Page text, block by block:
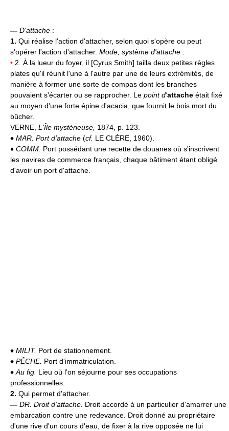
— D'attache :
1. Qui réalise l'action d'attacher, selon quoi s'opère ou peut
s'opérer l'action d'attacher. Mode, système d'attache :
• 2. À la lueur du foyer, il [Cyrus Smith] tailla deux petites règles
plates qu'il réunit l'une à l'autre par une de leurs extrémités, de
manière à former une sorte de compas dont les branches
pouvaient s'écarter ou se rapprocher. Le point d'attache était fixé
au moyen d'une forte épine d'acacia, que fournit le bois mort du
bûcher.
VERNE, L'Île mystérieuse, 1874, p. 123.
♦ MAR. Port d'attache (cf. LE CLÈRE, 1960).
♦ COMM. Port possédant une recette de douanes où s'inscrivent
les navires de commerce français, chaque bâtiment étant obligé
d'avoir un port d'attache.
♦ MILIT. Port de stationnement.
♦ PÊCHE. Port d'immatriculation.
♦ Au fig. Lieu où l'on séjourne pour ses occupations
professionnelles.
2. Qui permet d'attacher.
— DR. Droit d'attache. Droit accordé à un particulier d'amarrer une
embarcation contre une redevance. Droit donné au propriétaire
d'une rive d'un cours d'eau, de fixer à la rive opposée ne lui